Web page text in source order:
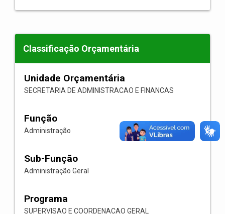
Classificação Orçamentária
Unidade Orçamentária
SECRETARIA DE ADMINISTRACAO E FINANCAS
Função
Administração
Sub-Função
Administração Geral
Programa
SUPERVISAO E COORDENACAO GERAL